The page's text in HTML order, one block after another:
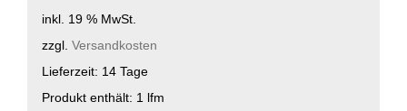
inkl. 19 % MwSt.
zzgl. Versandkosten
Lieferzeit: 14 Tage
Produkt enthält: 1 lfm